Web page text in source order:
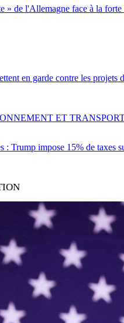
» de l'Allemagne face à la forte
en garde contre les projets
: Trump impose 15% de taxes
ET